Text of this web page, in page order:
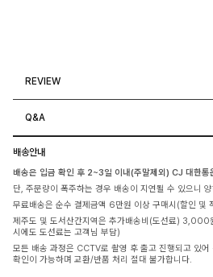
REVIEW
Q&A
배송안내
배송은 입금 확인 후 2~3일 이내(주말제외) CJ 대한통
단, 주문량이 폭주하는 경우 배송이 지연될 수 있으니
무료배송은 순수 결제금액 6만원 이상 구매시(할인 및
제주도 및 도서산간지역은 추가배송비(도선료) 3,000
시에도 도선료는 고객님 부담)
모든 배송 과정은 CCTV로 촬영 후 출고 진행되고 있어
확인이 가능하며 교환/반품 처리 절대 불가합니다.